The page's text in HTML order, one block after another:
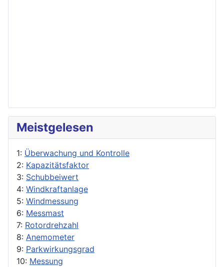
Meistgelesen
1: Überwachung und Kontrolle
2: Kapazitätsfaktor
3: Schubbeiwert
4: Windkraftanlage
5: Windmessung
6: Messmast
7: Rotordrehzahl
8: Anemometer
9: Parkwirkungsgrad
10: Messung